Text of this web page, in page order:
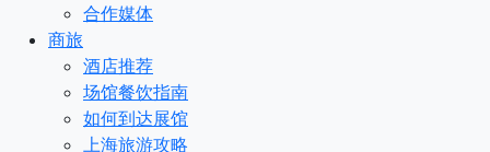
合作媒体
商旅
酒店推荐
场馆餐饮指南
如何到达展馆
上海旅游攻略